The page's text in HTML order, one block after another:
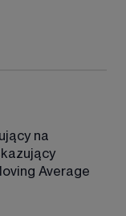
na
Average